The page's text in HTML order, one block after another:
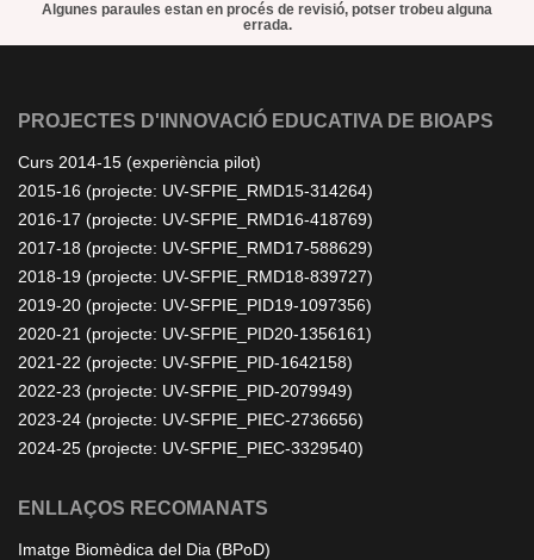
Algunes paraules estan en procés de revisió, potser trobeu alguna
errada.
PROJECTES D'INNOVACIÓ EDUCATIVA DE BIOAPS
Curs 2014-15 (experiència pilot)
2015-16 (projecte: UV-SFPIE_RMD15-314264)
2016-17 (projecte: UV-SFPIE_RMD16-418769)
2017-18 (projecte: UV-SFPIE_RMD17-588629)
2018-19 (projecte: UV-SFPIE_RMD18-839727)
2019-20 (projecte: UV-SFPIE_PID19-1097356)
2020-21 (projecte: UV-SFPIE_PID20-1356161)
2021-22 (projecte: UV-SFPIE_PID-1642158)
2022-23 (projecte: UV-SFPIE_PID-2079949)
2023-24 (projecte: UV-SFPIE_PIEC-2736656)
2024-25 (projecte: UV-SFPIE_PIEC-3329540)
ENLLAÇOS RECOMANATS
Imatge Biomèdica del Dia (BPoD)